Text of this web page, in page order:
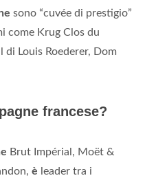
sono “cuvée di prestigio”
come Krug Clos du
di Louis Roederer, Dom
francese?
Brut Impérial, Moët &
è leader tra i